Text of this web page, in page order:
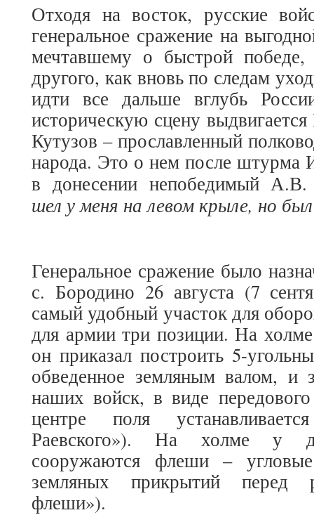
Отходя на восток, русские
генеральное сражение на
мечтавшему о быстрой победе,
другого, как вновь по следам
идти все дальше вглубь
историческую сцену
Кутузов – прославленный
народа. Это о нем после штурма
в донесении непобедимый
шел у меня на левом крыле, но
Генеральное сражение было
с. Бородино 26 августа (7
самый удобный участок для
для армии три позиции. На
он приказал построить 5-
обведенное земляным валом, и
наших войск, в виде
центре поля
Раевского»). На холме у
сооружаются флеши –
земляных прикрытий перед
флеши»).